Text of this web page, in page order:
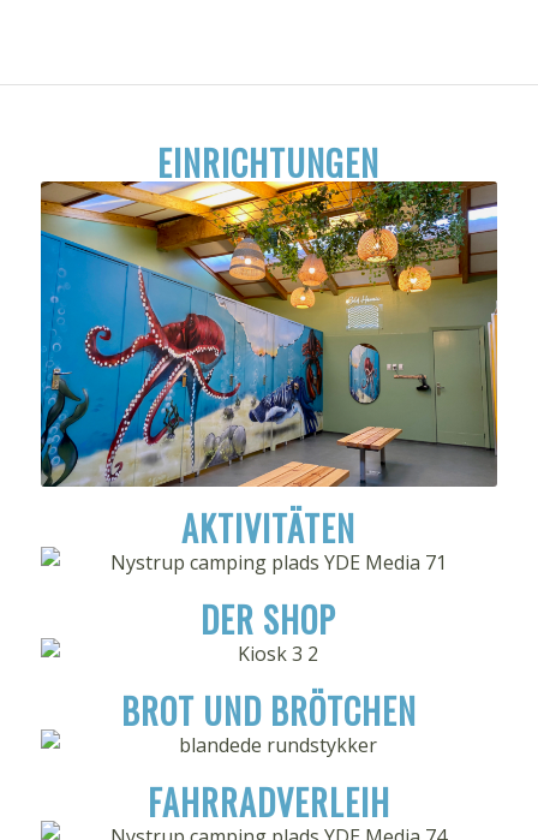
EINRICHTUNGEN
AKTIVITÄTEN
DER SHOP
BROT UND BRÖTCHEN
FAHRRADVERLEIH